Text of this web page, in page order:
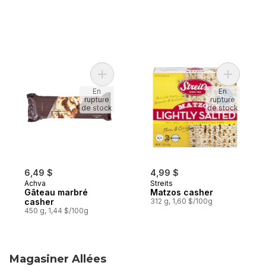
6,49 $
Achva
Gâteau marbré
casher
450 g, 1,44 $/100g
Ajouter Gâteau marbré casher au panier
En
rupture
de stock
4,99 $
Streits
Matzos casher
312 g, 1,60 $/100g
En
rupture
de stock
Magasiner Allées